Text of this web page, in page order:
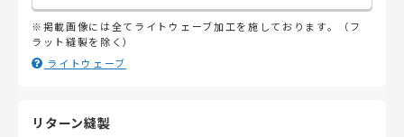
※掲載画像には全てライトウェーブ加工を施しております。（フ
ラット縫製を除く）
ライトウェーブ
リターン縫製